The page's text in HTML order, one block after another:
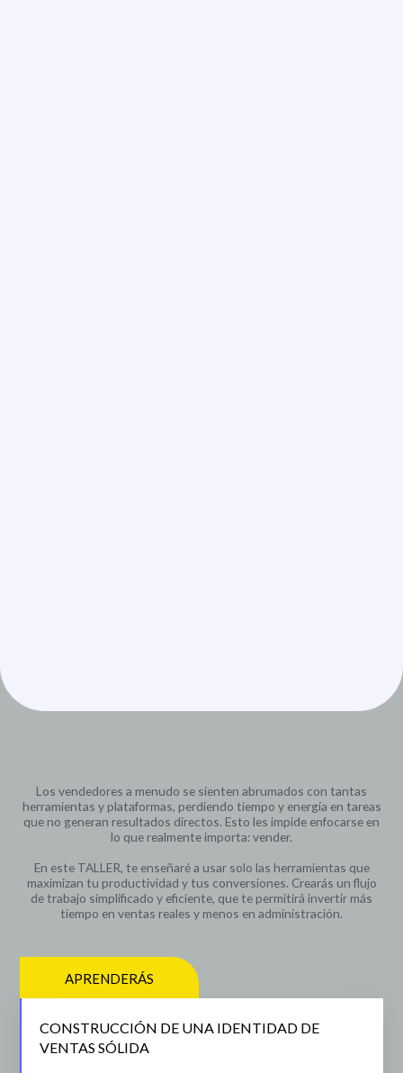
Los vendedores a menudo se sienten abrumados con tantas
herramientas y plataformas, perdiendo tiempo y energía en tareas
que no generan resultados directos. Esto les impide enfocarse en
lo que realmente importa: vender.
En este TALLER, te enseñaré a usar solo las herramientas que
maximizan tu productividad y tus conversiones. Crearás un flujo
de trabajo simplificado y eficiente, que te permitirá invertir más
tiempo en ventas reales y menos en administración.
APRENDERÁS
CONSTRUCCIÓN DE UNA IDENTIDAD DE
VENTAS SÓLIDA
CONSTRUCCIÓN DE UNA IDENTIDAD DE
VENTAS SÓLIDA